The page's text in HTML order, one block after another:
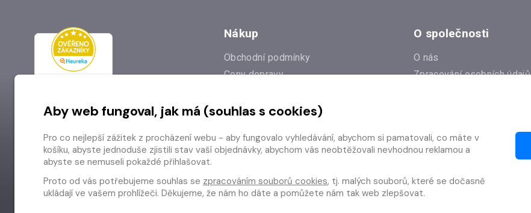
Nákup
Obchodní podmínky
Ceny dopravy
Prodejna
Odstoupení od smlouvy
O společnosti
O nás
Zpracování osobních údajů
Aby web fungoval, jak má (souhlas s cookies)
Pro co nejlepší zážitek z procházení webu - aby fungovalo vyhledávání, abychom si pamatovali, co máte v
košíku, abyste jednoduše zjistili stav vaší objednávky, abychom vás neobtěžovali nevhodnou reklamou a
abyste se nemuseli pokaždé přihlašovat.
Proto od vás potřebujeme souhlas se zpracováním souborů cookies, tj. malých souborů, které se dočasně
ukládají ve vašem prohlížeči. Děkujeme, že nám ho dáte a pomůžete nám tak web zlepšovat.